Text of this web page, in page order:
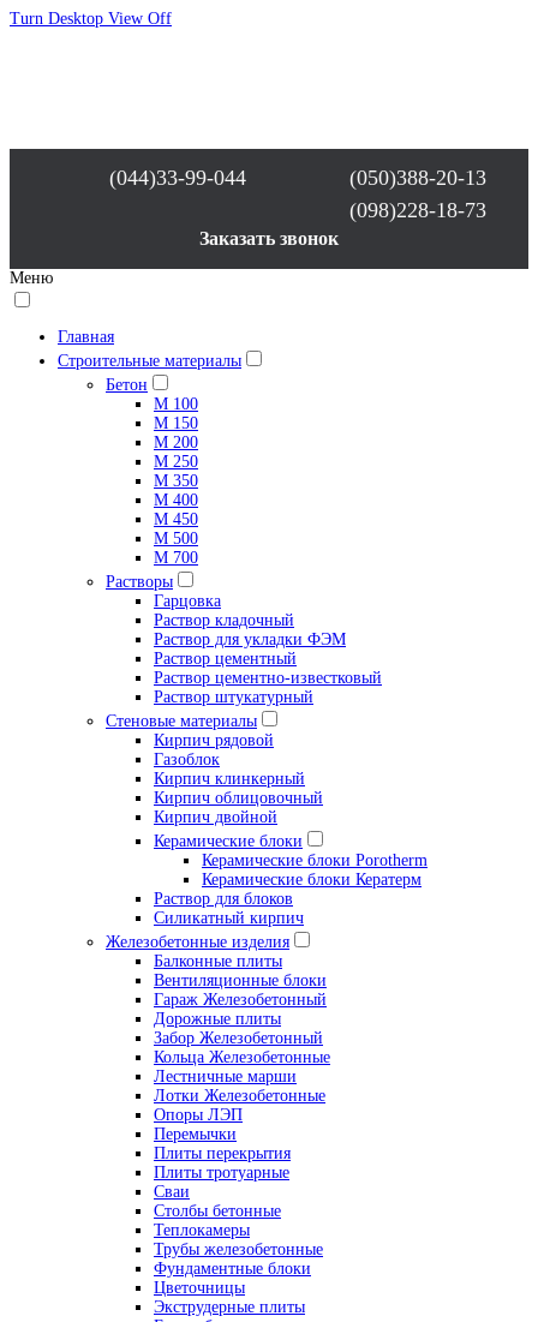
Turn Desktop View Off
(044)33-99-044
(050)388-20-13
(098)228-18-73
Заказать звонок
Меню
Главная
Строительные материалы
Бетон
М 100
М 150
М 200
М 250
М 350
М 400
М 450
М 500
М 700
Растворы
Гарцовка
Раствор кладочный
Раствор для укладки ФЭМ
Раствор цементный
Раствор цементно-известковый
Раствор штукатурный
Стеновые материалы
Кирпич рядовой
Газоблок
Кирпич клинкерный
Кирпич облицовочный
Кирпич двойной
Керамические блоки
Керамические блоки Porotherm
Керамические блоки Кератерм
Раствор для блоков
Силикатный кирпич
Железобетонные изделия
Балконные плиты
Вентиляционные блоки
Гараж Железобетонный
Дорожные плиты
Забор Железобетонный
Кольца Железобетонные
Лестничные марши
Лотки Железобетонные
Опоры ЛЭП
Перемычки
Плиты перекрытия
Плиты тротуарные
Сваи
Столбы бетонные
Теплокамеры
Трубы железобетонные
Фундаментные блоки
Цветочницы
Экструдерные плиты